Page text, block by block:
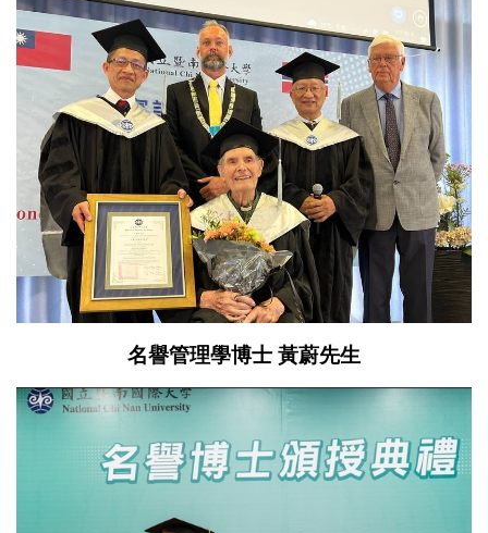
名譽管理學博士 黃蔚先生